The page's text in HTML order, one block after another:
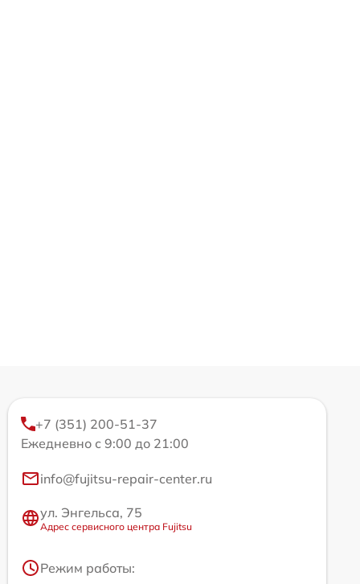
+7 (351) 200-51-37
Ежедневно с 9:00 до 21:00
info@fujitsu-repair-center.ru
ул. Энгельса, 75
Адрес сервисного центра Fujitsu
Режим работы: